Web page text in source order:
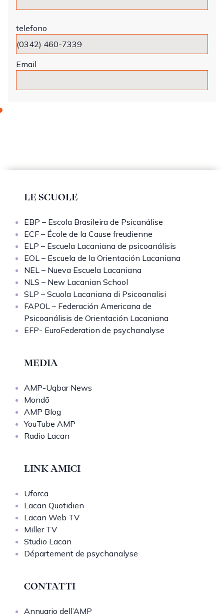
telefono
Email
LE SCUOLE
EBP – Escola Brasileira de Psicanálise
ECF – École de la Cause freudienne
ELP – Escuela Lacaniana de psicoanálisis
EOL – Escuela de la Orientación Lacaniana
NEL – Nueva Escuela Lacaniana
NLS – New Lacanian School
SLP – Scuola Lacaniana di Psicoanalisi
FAPOL – Federación Americana de
Psicoanálisis de Orientación Lacaniana
EFP- EuroFederation de psychanalyse
MEDIA
AMP-Uqbar News
Mondō
AMP Blog
YouTube AMP
Radio Lacan
LINK AMICI
Uforca
Lacan Quotidien
Lacan Web TV
Miller TV
Studio Lacan
Département de psychanalyse
CONTATTI
Annuario dell’AMP